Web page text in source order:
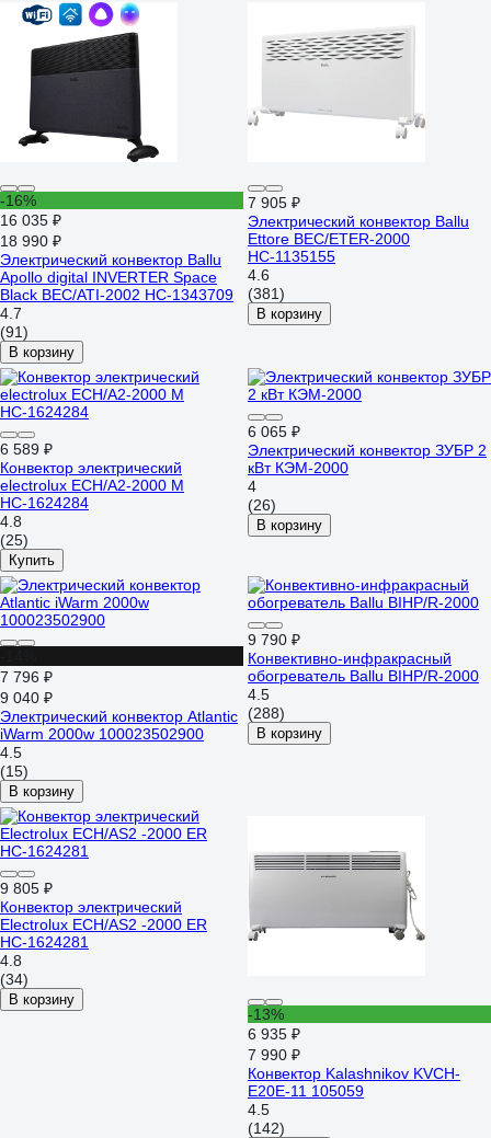
-16%
16 035 ₽
18 990 ₽
Электрический конвектор Ballu
Apollo digital INVERTER Space
Black BEC/ATI-2002 НС-1343709
4.7
(91)
В корзину
7 905 ₽
Электрический конвектор Ballu
Ettore BEC/ETER-2000
НС-1135155
4.6
(381)
В корзину
6 589 ₽
Конвектор электрический
electrolux ECH/A2-2000 M
НС-1624284
4.8
(25)
Купить
6 065 ₽
Электрический конвектор ЗУБР 2
кВт КЭМ-2000
4
(26)
В корзину
7 796 ₽
9 040 ₽
Электрический конвектор Atlantic
iWarm 2000w 100023502900
4.5
(15)
В корзину
9 790 ₽
Конвективно-инфракрасный
обогреватель Ballu BIHP/R-2000
4.5
(288)
В корзину
9 805 ₽
Конвектор электрический
Electrolux ECH/AS2 -2000 ER
НС-1624281
4.8
(34)
В корзину
-13%
6 935 ₽
7 990 ₽
Конвектор Kalashnikov KVCH-
E20E-11 105059
4.5
(142)